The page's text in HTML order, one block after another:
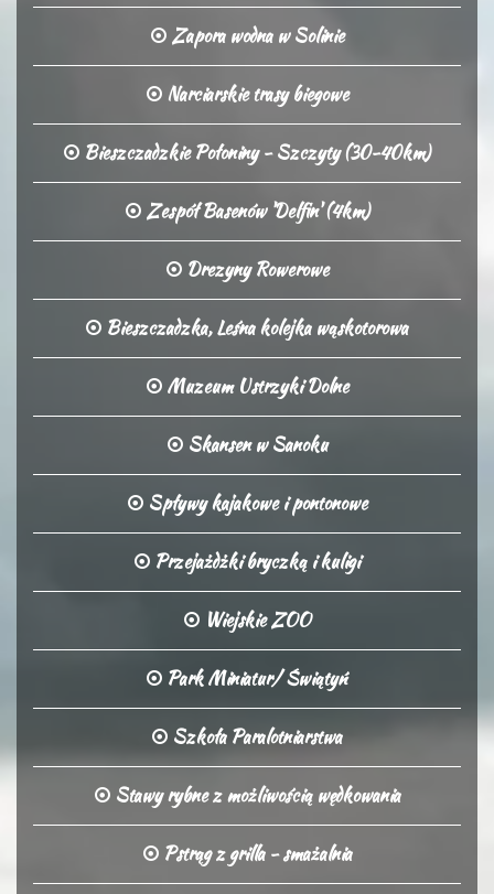
Zapora wodna w Solinie
Narciarskie trasy biegowe
Bieszczadzkie Połoniny - Szczyty (30-40km)
Zespół Basenów 'Delfin' (4km)
Drezyny Rowerowe
Bieszczadzka, Leśna kolejka wąskotorowa
Muzeum Ustrzyki Dolne
Skansen w Sanoku
Spływy kajakowe i pontonowe
Przejażdżki bryczką i kuligi
Wiejskie ZOO
Park Miniatur/ Świątyń
Szkoła Paralotniarstwa
Stawy rybne z możliwością wędkowania
Pstrąg z grilla - smażalnia